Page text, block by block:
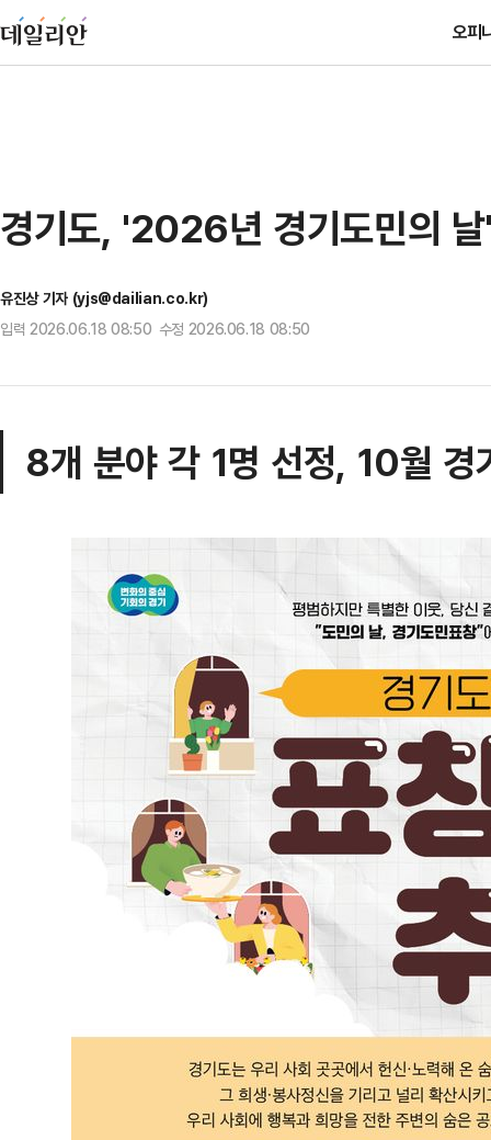
오피
경기도, '2026년 경기도민의
유진상 기자 (yjs@dailian.co.kr)
입력 2026.06.18 08:50 수정 2026.06.18 08:50
8개 분야 각 1명 선정, 10월 경